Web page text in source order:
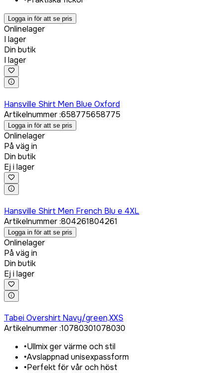
Logga in för att se pris
Onlinelager
I lager
Din butik
I lager
Hansville Shirt Men Blue Oxford
Artikelnummer:658775658775
Logga in för att se pris
Onlinelager
På väg in
Din butik
Ej i lager
Hansville Shirt Men French Blu e 4XL
Artikelnummer:804261804261
Logga in för att se pris
Onlinelager
På väg in
Din butik
Ej i lager
Tabei Overshirt Navy/green,XXS
Artikelnummer:10780301078030
•Ullmix ger värme och stil
•Avslappnad unisexpassform
•Perfekt för vår och höst